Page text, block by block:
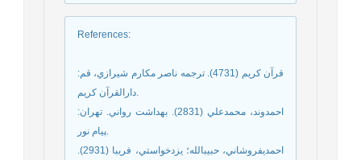
References:
قرآن کريم (4731). ترجمه ناصر مکارم شيرازي، قم:
دارالقرآن کريم.
احمدوند، محمدعلي (2831). بهداشت رواني. تهران:
پيام نور.
احمديفروشاني، حبيبالله؛ يزدخواستي، فريبا (2931).